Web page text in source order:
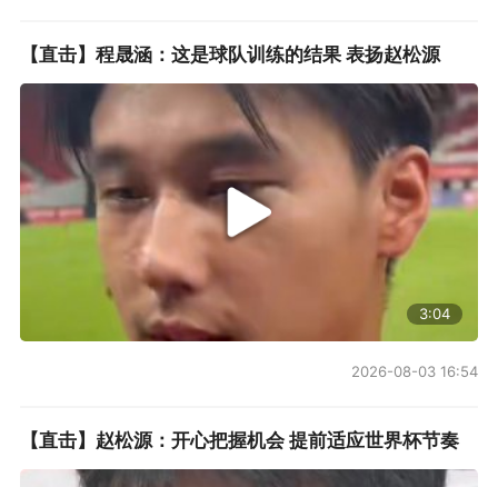
【直击】程晟涵：这是球队训练的结果 表扬赵松源
3:04
2026-08-03 16:54
【直击】赵松源：开心把握机会 提前适应世界杯节奏